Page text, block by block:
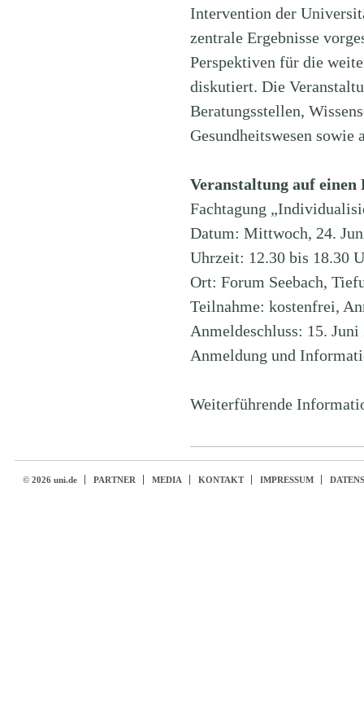
Intervention der
zentrale Ergebnisse
Perspektiven für die
diskutiert. Die
Beratungsstellen,
Gesundheitswesen
Veranstaltung auf einen
Fachtagung
Datum: Mittwoch, 24.
Uhrzeit: 12.30 bis 18.30
Ort: Forum Seebach,
Teilnahme: kostenfrei,
Anmeldeschluss: 15. Juni
Anmeldung und
Weiterführende
© 2026 uni.de PARTNER MEDIA KONTAKT IMPRESSUM